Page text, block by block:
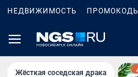
НЕДВИЖИМОСТЬ ПРОМОКОДЫ
Жёсткая соседская драка